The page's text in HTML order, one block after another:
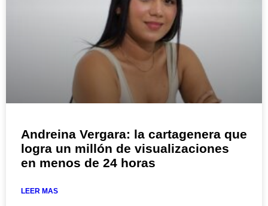
Andreina Vergara: la cartagenera que
logra un millón de visualizaciones
en menos de 24 horas
LEER MAS